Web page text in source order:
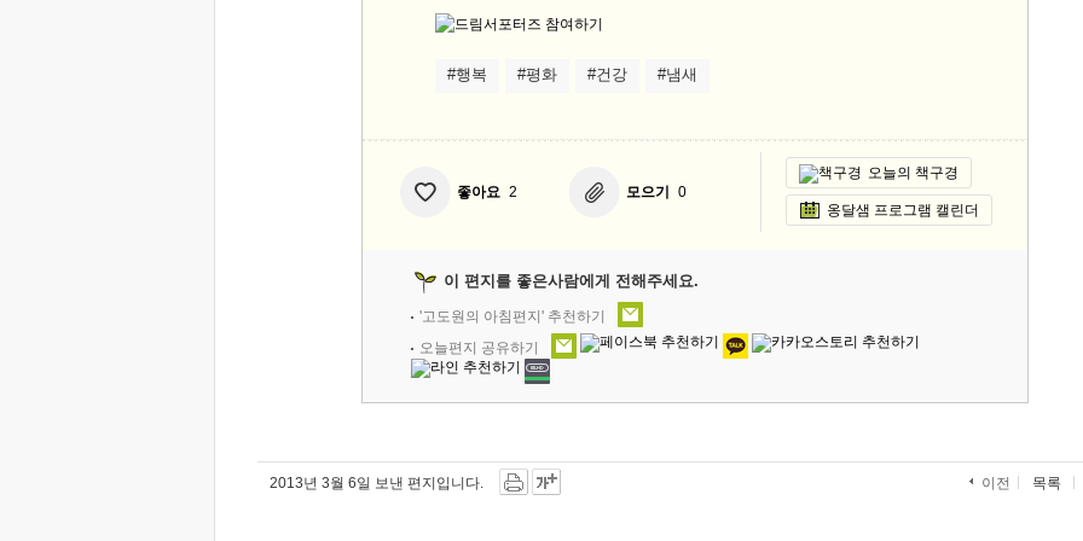
#행복 #평화 #건강 #냄새
좋아요 2 모으기 0
오늘의 책구경
옹달샘 프로그램 캘린더
이 편지를 좋은사람에게 전해주세요.
'고도원의 아침편지' 추천하기
오늘편지 공유하기
2013년 3월 6일 보낸 편지입니다. 이전 목록